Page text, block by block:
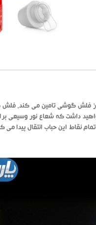
فلش گوشی تامین می کند.
داشت که شعاع نور وسیعی
این حباب انتقال پیدا می